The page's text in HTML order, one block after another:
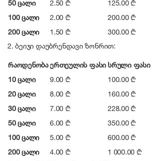
50 ცალი 2.50 ₾
125.00 ₾
100 ცალი
2.00 ₾
200.00 ₾
200 ცალი
1.50 ₾
300.00 ₾
2. ბეიჯი დაუბრენდავი ზონრით:
რაოდენობაერთეულის ფასისრული ფასი
10 ცალი
9.00 ₾
100.00 ₾
20 ცალი
8.00 ₾
160.00 ₾
30 ცალი
7.00 ₾
228.00 ₾
50 ცალი
6.00 ₾
350.00 ₾
100 ცალი
5.00 ₾
600.00 ₾
200 ცალი
4.00 ₾
1 000.00 ₾